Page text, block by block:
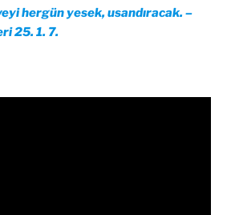
hergün yesek, usandıracak. –
25. 1. 7.